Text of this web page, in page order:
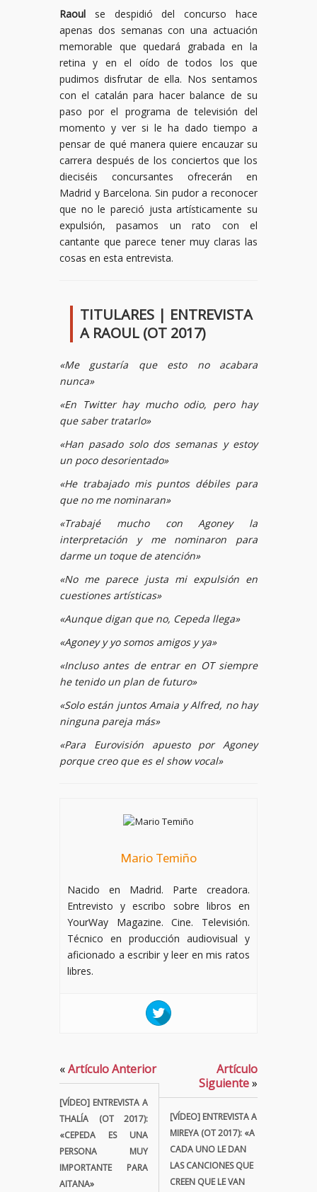
Raoul se despidió del concurso hace
apenas dos semanas con una actuación
memorable que quedará grabada en la
retina y en el oído de todos los que
pudimos disfrutar de ella. Nos sentamos
con el catalán para hacer balance de su
paso por el programa de televisión del
momento y ver si le ha dado tiempo a
pensar de qué manera quiere encauzar su
carrera después de los conciertos que los
dieciséis concursantes ofrecerán en
Madrid y Barcelona. Sin pudor a reconocer
que no le pareció justa artísticamente su
expulsión, pasamos un rato con el
cantante que parece tener muy claras las
cosas en esta entrevista.
TITULARES | ENTREVISTA
A RAOUL (OT 2017)
«Me gustaría que esto no acabara
nunca»
«En Twitter hay mucho odio, pero hay
que saber tratarlo»
«Han pasado solo dos semanas y estoy
un poco desorientado»
«He trabajado mis puntos débiles para
que no me nominaran»
«Trabajé mucho con Agoney la
interpretación y me nominaron para
darme un toque de atención»
«No me parece justa mi expulsión en
cuestiones artísticas»
«Aunque digan que no, Cepeda llega»
«Agoney y yo somos amigos y ya»
«Incluso antes de entrar en OT siempre
he tenido un plan de futuro»
«Solo están juntos Amaia y Alfred, no hay
ninguna pareja más»
«Para Eurovisión apuesto por Agoney
porque creo que es el show vocal»
Mario Temiño
Nacido en Madrid. Parte creadora.
Entrevisto y escribo sobre libros en
YourWay Magazine. Cine. Televisión.
Técnico en producción audiovisual y
aficionado a escribir y leer en mis ratos
libres.
«Artículo Anterior
[VÍDEO] ENTREVISTA A
THALÍA (OT 2017):
«CEPEDA ES UNA
PERSONA MUY
IMPORTANTE PARA
AITANA»
Artículo
Siguiente»
[VÍDEO] ENTREVISTA A
MIREYA (OT 2017): «A
CADA UNO LE DAN
LAS CANCIONES QUE
CREEN QUE LE VAN